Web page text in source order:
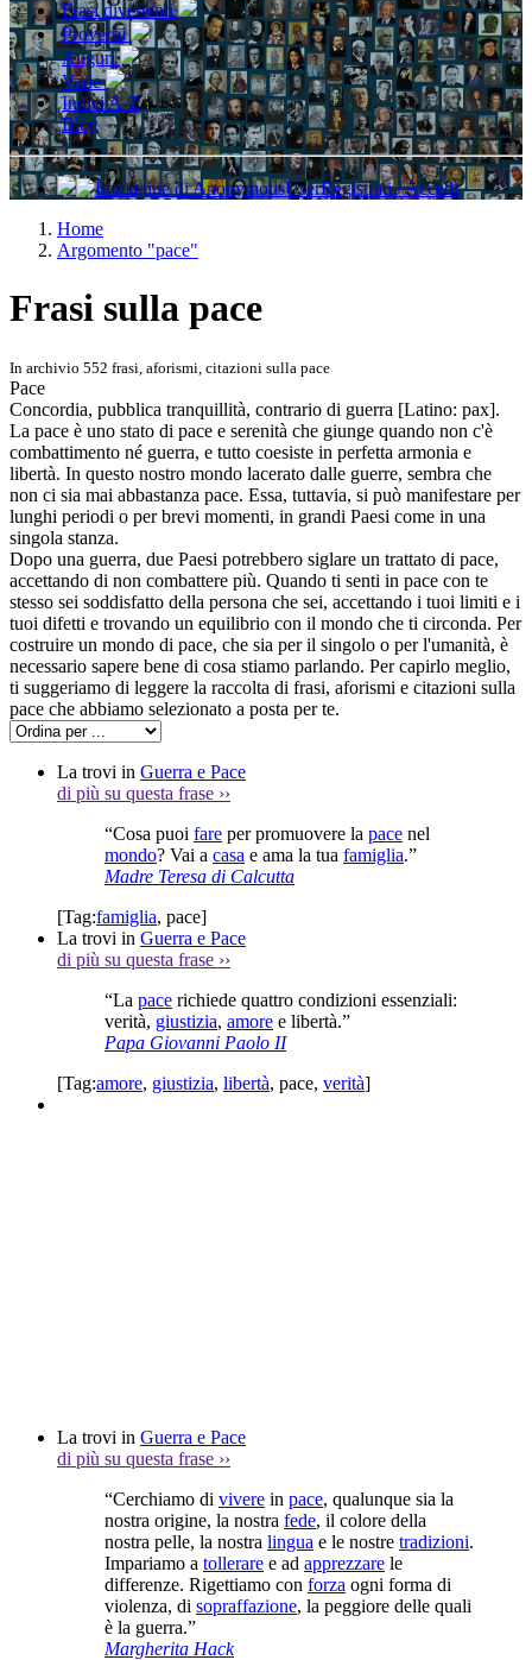
Frasi divertenti
Proverbi
Auguri
Varie
Indici A-Z
Blog
Registrati / Accedi
Home
Argomento "pace"
Frasi sulla pace
In archivio 552 frasi, aforismi, citazioni sulla pace
Pace
Concordia, pubblica tranquillità, contrario di guerra [Latino: pax].
La pace è uno stato di pace e serenità che giunge quando non c'è
combattimento né guerra, e tutto coesiste in perfetta armonia e
libertà. In questo nostro mondo lacerato dalle guerre, sembra che
non ci sia mai abbastanza pace. Essa, tuttavia, si può manifestare per
lunghi periodi o per brevi momenti, in grandi Paesi come in una
singola stanza.
Dopo una guerra, due Paesi potrebbero siglare un trattato di pace,
accettando di non combattere più. Quando ti senti in pace con te
stesso sei soddisfatto della persona che sei, accettando i tuoi limiti e i
tuoi difetti e trovando un equilibrio con il mondo che ti circonda. Per
costruire un mondo di pace, che sia per il singolo o per l'umanità, è
necessario sapere bene di cosa stiamo parlando. Per capirlo meglio,
ti suggeriamo di leggere la raccolta di frasi, aforismi e citazioni sulla
pace che abbiamo selezionato a posta per te.
La trovi in Guerra e Pace
di più su questa frase ››
“Cosa puoi fare per promuovere la pace nel
mondo? Vai a casa e ama la tua famiglia.”
Madre Teresa di Calcutta
[Tag:famiglia, pace]
La trovi in Guerra e Pace
di più su questa frase ››
“La pace richiede quattro condizioni essenziali:
verità, giustizia, amore e libertà.”
Papa Giovanni Paolo II
[Tag:amore, giustizia, libertà, pace, verità]
La trovi in Guerra e Pace
di più su questa frase ››
“Cerchiamo di vivere in pace, qualunque sia la
nostra origine, la nostra fede, il colore della
nostra pelle, la nostra lingua e le nostre tradizioni.
Impariamo a tollerare e ad apprezzare le
differenze. Rigettiamo con forza ogni forma di
violenza, di sopraffazione, la peggiore delle quali
è la guerra.”
Margherita Hack